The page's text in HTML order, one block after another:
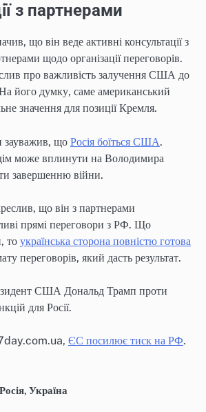
з партнерами
що він веде активні консультації з
щодо організації переговорів.
про важливість залучення США до
його думку, саме американський
значення для позиції Кремля.
зауважив, що Росія боїться США.
може вплинути на Володимира
завершенню війни.
що він з партнерами
прямі переговори з РФ. Що
то українська сторона повністю готова
переговорів, який дасть результат.
США Дональд Трамп проти
для Росії.
ЄС посилює тиск на РФ.
Росія, Україна